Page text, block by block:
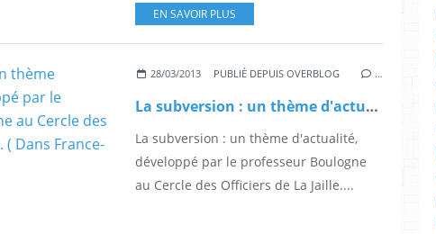
EN SAVOIR PLUS
28/03/2013 PUBLIÉ DEPUIS OVERBLOG …
La subversion : un thème d'actualité, développé par le professeur Boulogne au Cercle des Officiers de La Jaille. ( Dans France-Antilles
La subversion : un thème d'actualité,
développé par le professeur Boulogne
au Cercle des Officiers de La Jaille....